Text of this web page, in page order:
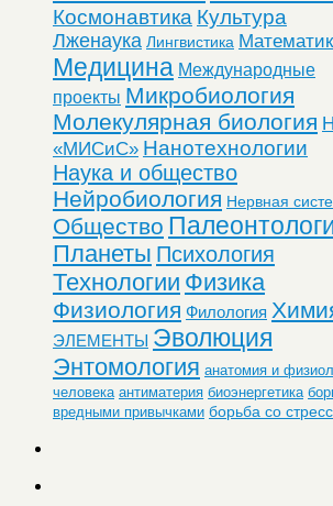
Космонавтика Культура
Лженаука Лингвистика
Медицина Международные
проекты Микробиология
Молекулярная биология
«МИСиС» Нанотехнологии
Наука и общество
Нейробиология Нервная
Общество
Планеты Психология
Технологии Физика
Физиология Филология
ЭЛЕМЕНТЫ Эволюция
Энтомология анатомия и
человека антиматерия биоэнергетика
вредными привычками борьба со